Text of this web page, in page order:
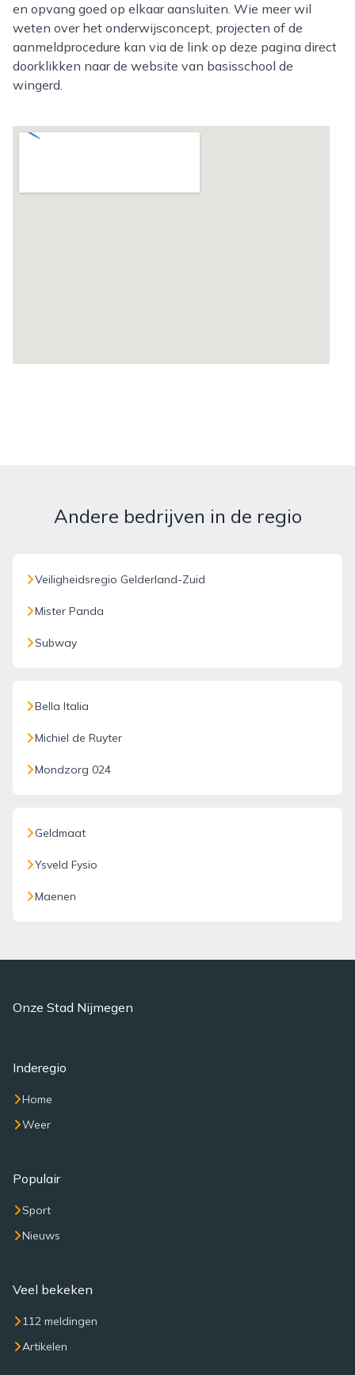
en opvang goed op elkaar aansluiten. Wie meer wil
weten over het onderwijsconcept, projecten of de
aanmeldprocedure kan via de link op deze pagina direct
doorklikken naar de website van basisschool de
wingerd.
Andere bedrijven in de regio
Veiligheidsregio Gelderland-Zuid
Mister Panda
Subway
Bella Italia
Michiel de Ruyter
Mondzorg 024
Geldmaat
Ysveld Fysio
Maenen
Onze Stad Nijmegen
Inderegio
Home
Weer
Populair
Sport
Nieuws
Veel bekeken
112 meldingen
Artikelen